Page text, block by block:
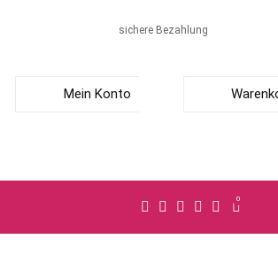
sichere Bezahlung
Mein Konto
0